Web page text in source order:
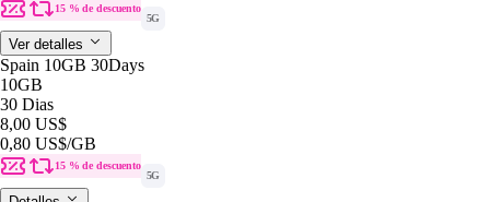
15 % de descuento
5G
Ver detalles
Spain 10GB 30Days
10GB
30 Dias
8,00 US$
0,80 US$/GB
15 % de descuento
5G